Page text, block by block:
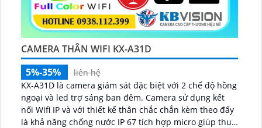
CAMERA THÂN WIFI KX-A31D
5%-35%
liên hệ
KX-A31D là camera giám sát đặc biệt với 2 chế độ hồng
ngoại và led trợ sáng ban đêm. Camera sử dụng kết
nối Wifi IP và với thiết kế thân chắc chắn kèm theo đấy
là khả năng chống nước IP 67 tích hợp micro giúp thu